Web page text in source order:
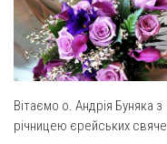
Введення в
Матері Божої
Монастирі
Свято-Покровський
Свято-Івано-
Вітаємо о. Андрія Буняка з
річницею єрейських